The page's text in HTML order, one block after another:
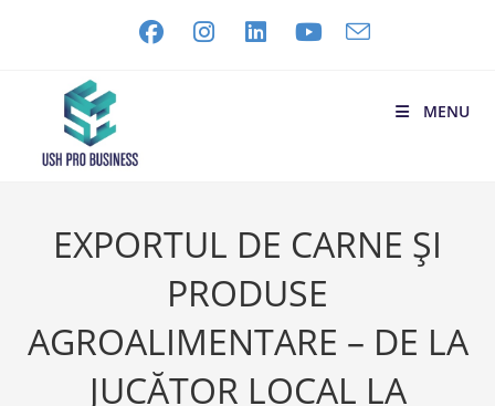
MENU
EXPORTUL DE CARNE ȘI
PRODUSE
AGROALIMENTARE – DE LA
JUCĂTOR LOCAL LA